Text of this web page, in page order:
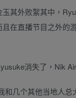
其外败絮其中，
在直播节目之外的
消失了，Nik
和几个其他当地人总